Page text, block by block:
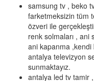
samsung tv , beko
farketmeksizin tüm
özveri ile
renk solmaları ,
ani kapanma ,kendi
antalya televizyon
sunmaktayız.
antalya led tv tamir